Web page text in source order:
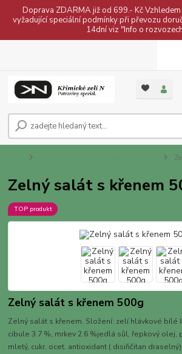
Doprava ZDARMA již od 699.- Kč
vyžadující speciální podmínky při převozu
14dní viz "Info o
Zelný salát s křenem
TOP produkt
Zelný salát s křenem 500g
Zelný salát s křenem. Složení: zelí hlávkové bílé
cibule 3.7 %, mrkev 2.6 %jedlá sůl, řepkový olej,
mletý, cukr, ocet. antioxidant ( disiřičitan